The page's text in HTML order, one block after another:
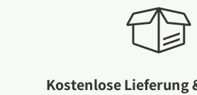
Kostenlose Lieferung